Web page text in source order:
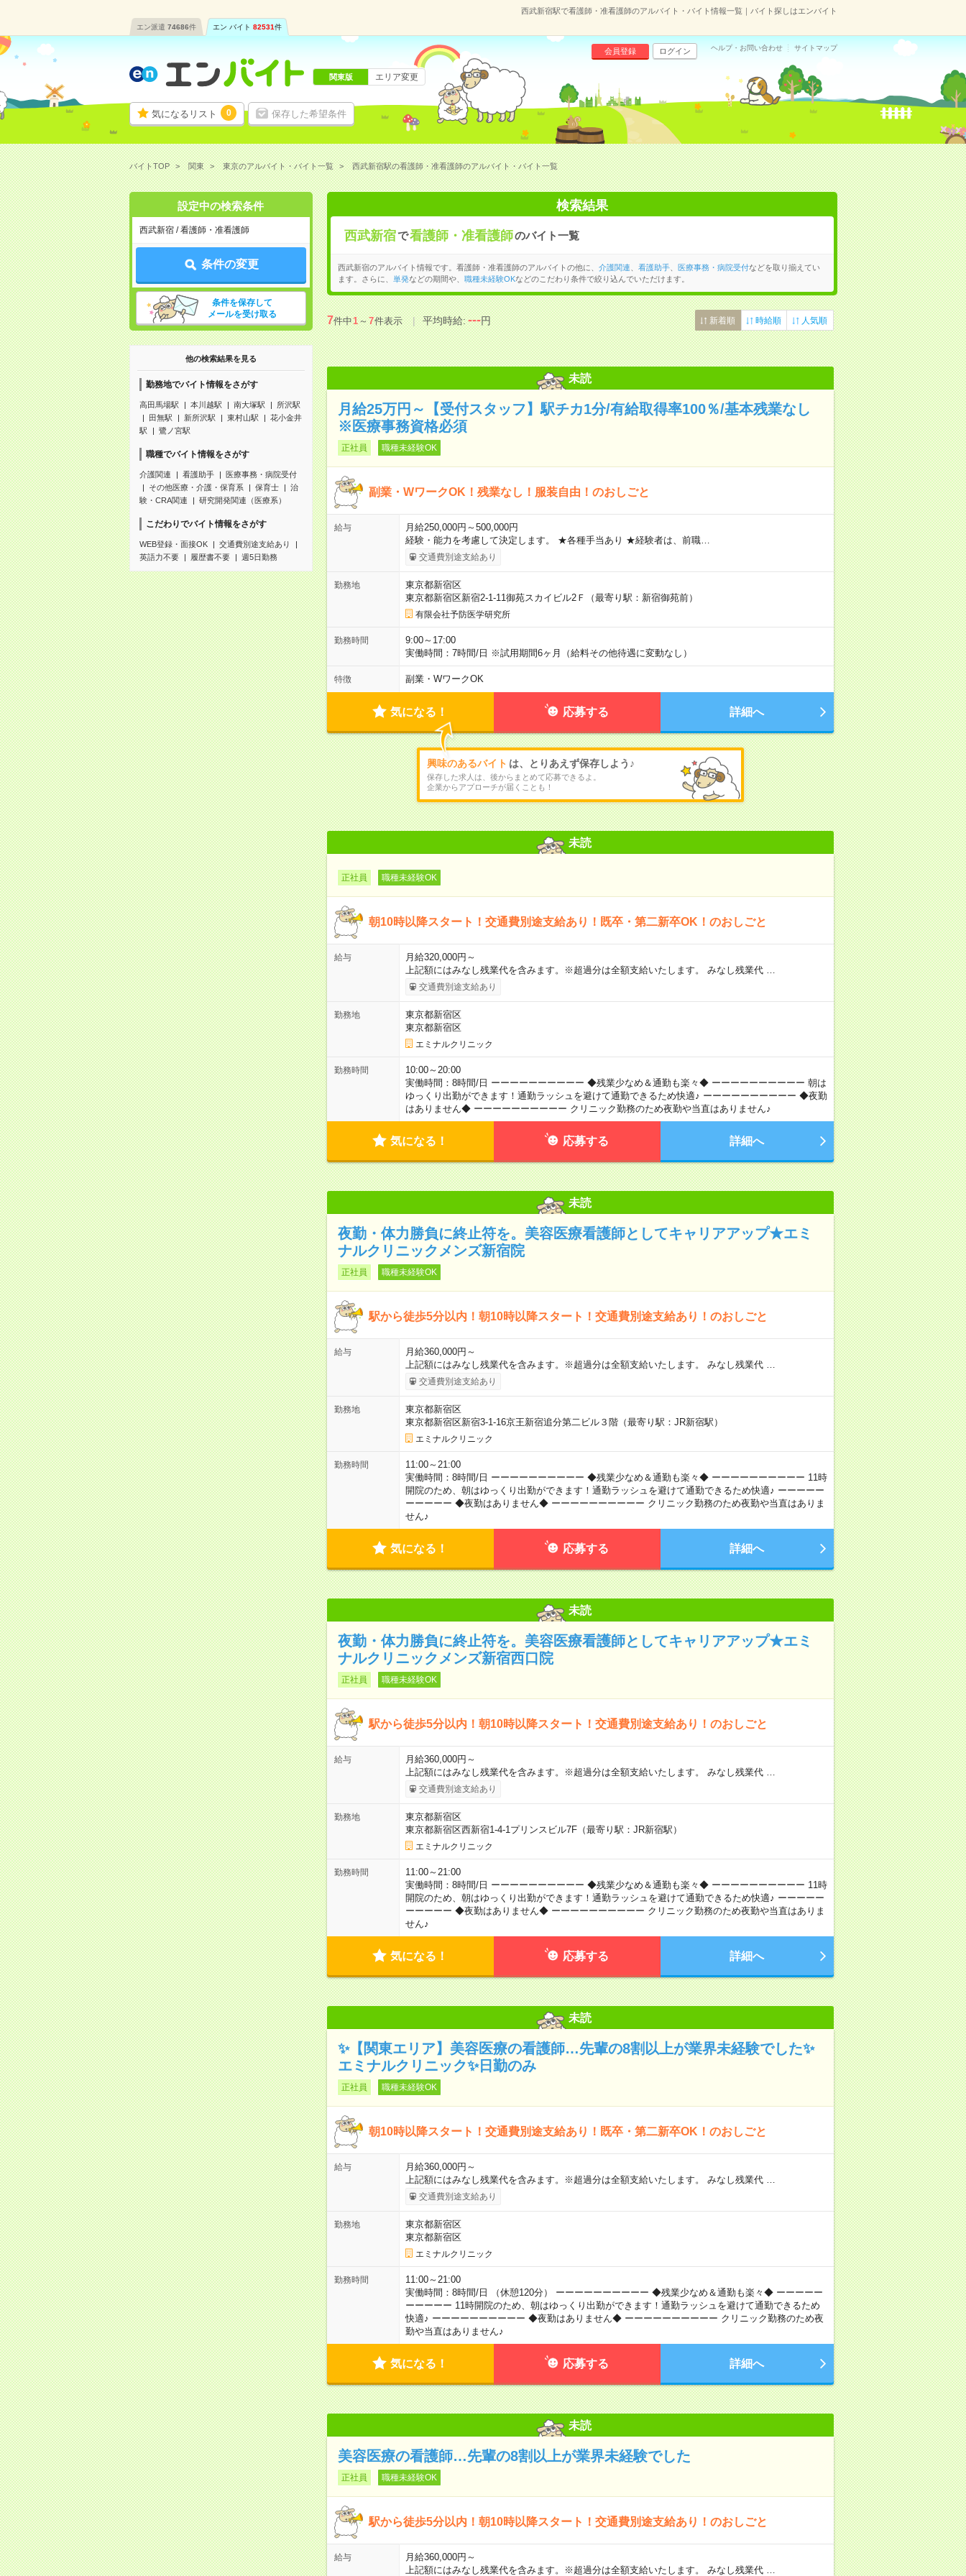
西武新宿駅で看護師・准看護師のアルバイト・バイト情報一覧｜バイト探しはエンバイト
エン派遣 74686件 エン バイト 82531件
気になるリスト 0 保存した希望条件
会員登録 ログイン ヘルプ・お問い合わせ サイトマップ
関東版 エリア変更
バイトTOP 関東 東京のアルバイト・バイト一覧 西武新宿駅の看護師・准看護師のアルバイト・バイト一覧
設定中の検索条件
西武新宿 / 看護師・准看護師
条件の変更
条件を保存して
メールを受け取る
他の検索結果を見る
勤務地でバイト情報をさがす
高田馬場駅 本川越駅 南大塚駅
所沢駅
田無駅
新所沢駅 東村山駅
花小金井
駅
鷺ノ宮駅
職種でバイト情報をさがす
介護関連 看護助手
医療事務・病院受付
その他医療・介護・保育系
保育士
治
験・CRA関連
研究開発関連（医療系）
こだわりでバイト情報をさがす
WEB登録・面接OK
交通費別途支給あり
英語力不要
履歴書不要 週5日勤務
検索結果
西武新宿で看護師・准看護師のバイト一覧
西武新宿のアルバイト情報です。看護師・准看護師のアルバイトの他に、 介護関連 看護助手、 医療事務・病院受付などを取り揃えてい
ます。さらに、
単発などの期間や、 職種未経験OKなどのこだわり条件で絞り込んでいただけます。
7件中1～7件表示 平均時給:---円 新着順 時給順 人気順
未読
月給25万円～【受付スタッフ】駅チカ1分/有給取得率100％/基本残業なし
※医療事務資格必須
正社員 職種未経験OK
副業・WワークOK！残業なし！服装自由！のおしごと
給与
月給250,000円～500,000円
経験・能力を考慮して決定します。 ★各種手当あり ★経験者は、前職…
交通費別途支給あり
勤務地
東京都新宿区
東京都新宿区新宿2-1-11御苑スカイビル2Ｆ（最寄り駅：新宿御苑前）
有限会社予防医学研究所
勤務時間
9:00～17:00
実働時間：7時間/日 ※試用期間6ヶ月（給料その他待遇に変動なし）
特徴 副業・WワークOK
気になる！ 応募する 詳細へ
興味のあるバイト は、とりあえず保存しよう♪
保存した求人は、後からまとめて応募できるよ。
企業からアプローチが届くことも！
未読
正社員 職種未経験OK
朝10時以降スタート！交通費別途支給あり！既卒・第二新卒OK！のおしごと
給与
月給320,000円～
上記額にはみなし残業代を含みます。※超過分は全額支給いたします。 みなし残業代 …
交通費別途支給あり
勤務地
東京都新宿区
東京都新宿区
エミナルクリニック
勤務時間
10:00～20:00
実働時間：8時間/日 ーーーーーーーーーー ◆残業少なめ＆通勤も楽々◆ ーーーーーーーーーー 朝は
ゆっくり出勤ができます！通勤ラッシュを避けて通勤できるため快適♪ ーーーーーーーーーー ◆夜勤
はありません◆ ーーーーーーーーーー クリニック勤務のため夜勤や当直はありません♪
気になる！ 応募する 詳細へ
未読
夜勤・体力勝負に終止符を。美容医療看護師としてキャリアアップ★エミ
ナルクリニックメンズ新宿院
正社員 職種未経験OK
駅から徒歩5分以内！朝10時以降スタート！交通費別途支給あり！のおしごと
給与
月給360,000円～
上記額にはみなし残業代を含みます。※超過分は全額支給いたします。 みなし残業代 …
交通費別途支給あり
勤務地
東京都新宿区
東京都新宿区新宿3-1-16京王新宿追分第二ビル３階（最寄り駅：JR新宿駅）
エミナルクリニック
勤務時間
11:00～21:00
実働時間：8時間/日 ーーーーーーーーーー ◆残業少なめ＆通勤も楽々◆ ーーーーーーーーーー 11時
開院のため、朝はゆっくり出勤ができます！通勤ラッシュを避けて通勤できるため快適♪ ーーーーー
ーーーーー ◆夜勤はありません◆ ーーーーーーーーーー クリニック勤務のため夜勤や当直はありま
せん♪
気になる！ 応募する 詳細へ
未読
夜勤・体力勝負に終止符を。美容医療看護師としてキャリアアップ★エミ
ナルクリニックメンズ新宿西口院
正社員 職種未経験OK
駅から徒歩5分以内！朝10時以降スタート！交通費別途支給あり！のおしごと
給与
月給360,000円～
上記額にはみなし残業代を含みます。※超過分は全額支給いたします。 みなし残業代 …
交通費別途支給あり
勤務地
東京都新宿区
東京都新宿区西新宿1-4-1プリンスビル7F（最寄り駅：JR新宿駅）
エミナルクリニック
勤務時間
11:00～21:00
実働時間：8時間/日 ーーーーーーーーーー ◆残業少なめ＆通勤も楽々◆ ーーーーーーーーーー 11時
開院のため、朝はゆっくり出勤ができます！通勤ラッシュを避けて通勤できるため快適♪ ーーーーー
ーーーーー ◆夜勤はありません◆ ーーーーーーーーーー クリニック勤務のため夜勤や当直はありま
せん♪
気になる！ 応募する 詳細へ
未読
✨【関東エリア】美容医療の看護師…先輩の8割以上が業界未経験でした✨
エミナルクリニック✨日勤のみ
正社員 職種未経験OK
朝10時以降スタート！交通費別途支給あり！既卒・第二新卒OK！のおしごと
給与
月給360,000円～
上記額にはみなし残業代を含みます。※超過分は全額支給いたします。 みなし残業代 …
交通費別途支給あり
勤務地
東京都新宿区
東京都新宿区
エミナルクリニック
勤務時間
11:00～21:00
実働時間：8時間/日 （休憩120分） ーーーーーーーーーー ◆残業少なめ＆通勤も楽々◆ ーーーーー
ーーーーー 11時開院のため、朝はゆっくり出勤ができます！通勤ラッシュを避けて通勤できるため
快適♪ ーーーーーーーーーー ◆夜勤はありません◆ ーーーーーーーーーー クリニック勤務のため夜
勤や当直はありません♪
気になる！ 応募する 詳細へ
未読
美容医療の看護師…先輩の8割以上が業界未経験でした
正社員 職種未経験OK
駅から徒歩5分以内！朝10時以降スタート！交通費別途支給あり！のおしごと
給与
月給360,000円～
上記額にはみなし残業代を含みます。※超過分は全額支給いたします。 みなし残業代 …